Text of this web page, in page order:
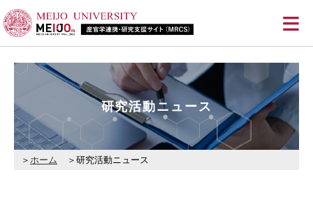
≡
研究活動ニュース
ホーム 研究活動ニュース